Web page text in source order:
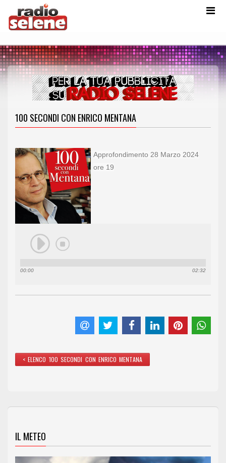
100 SECONDI CON ENRICO MENTANA
00:00 02:32
Approfondimento 28 Marzo 2024
ore 19
< ELENCO 100 SECONDI CON ENRICO MENTANA
IL METEO